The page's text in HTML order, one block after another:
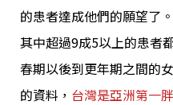
的患者達成他們的願望了
其中超過9成5以上的患者
春期以後到更年期之間的
的資料， 台灣是亞洲第一